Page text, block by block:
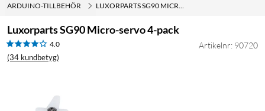
ARDUINO-TILLBEHÖR LUXORPARTS SG90 MICRO-SERVO 4-PACK
Luxorparts SG90 Micro-servo 4-pack
4.0
(34 kundbetyg)
Artikelnr: 90720